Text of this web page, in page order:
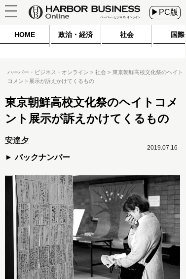
▶PC版
HOME 政治・経済 社会 国際
ハーバー・ビジネス・オンライン 社会
東京朝鮮高校文化祭のヘイト
コメント展示が訴えかけてくるもの
東京朝鮮高校文化祭のヘイトコメ
ント展示が訴えかけてくるもの
安達夕
バックナンバー
2019.07.16